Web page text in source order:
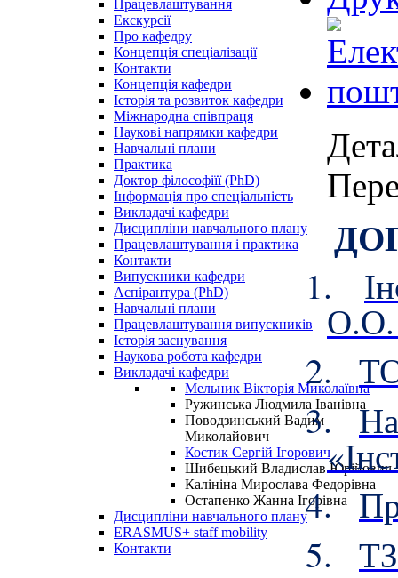
Працевлаштування
Екскурсії
Про кафедру
Концепція спеціалізації
Контакти
Концепція кафедри
Історія та розвиток кафедри
Міжнародна співпраця
Наукові напрямки кафедри
Навчальні плани
Практика
Доктор філософіїї (PhD)
Інформація про спеціальність
Викладачі кафедри
Дисципліни навчального плану
Працевлаштування і практика
Контакти
Випускники кафедри
Аспірантура (PhD)
Навчальні плани
Працевлаштування випускників
Історія заснування
Наукова робота кафедри
Викладачі кафедри
Мельник Вікторія Миколаївна
Ружинська Людмила Іванівна
Поводзинський Вадим
Миколайович
Костик Сергій Ігорович
Шибецький Владислав Юрійович
Калініна Мирослава Федорівна
Остапенко Жанна Ігорівна
Дисципліни навчального плану
ERASMUS+ staff mobility
Контакти
1.
О.О.
2.
3.
4.
5.